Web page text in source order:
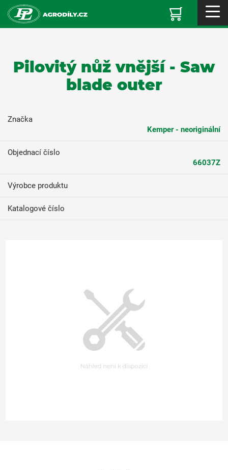
Pilovitý nůž vnější - Saw
blade outer
Značka
Kemper - neoriginální
Objednací číslo
66037Z
Výrobce produktu
Katalogové číslo